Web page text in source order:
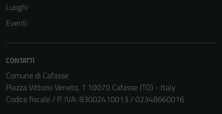
Luoghi
Eventi
CONTATTI
Comune di Cafasse
Piazza Vittorio Veneto, 1 10070 Cafasse (TO) - Italy
Codice fiscale / P. IVA: 83002410013 / 02348660016